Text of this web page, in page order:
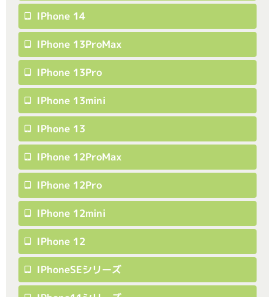
IPhone 14
IPhone 13ProMax
IPhone 13Pro
IPhone 13mini
IPhone 13
IPhone 12ProMax
IPhone 12Pro
IPhone 12mini
IPhone 12
IPhoneSEシリーズ